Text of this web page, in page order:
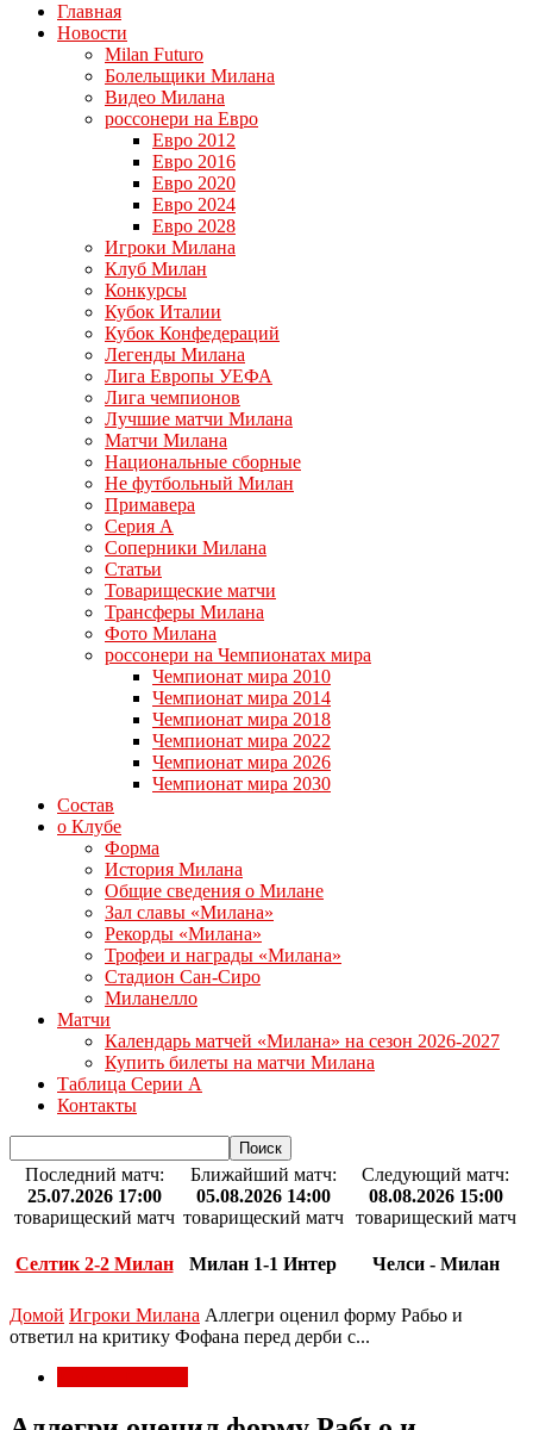
Главная
Новости
Milan Futuro
Болельщики Милана
Видео Милана
россонери на Евро
Евро 2012
Евро 2016
Евро 2020
Евро 2024
Евро 2028
Игроки Милана
Клуб Милан
Конкурсы
Кубок Италии
Кубок Конфедераций
Легенды Милана
Лига Европы УЕФА
Лига чемпионов
Лучшие матчи Милана
Матчи Милана
Национальные сборные
Не футбольный Милан
Примавера
Серия А
Соперники Милана
Статьи
Товарищеские матчи
Трансферы Милана
Фото Милана
россонери на Чемпионатах мира
Чемпионат мира 2010
Чемпионат мира 2014
Чемпионат мира 2018
Чемпионат мира 2022
Чемпионат мира 2026
Чемпионат мира 2030
Состав
о Клубе
Форма
История Милана
Общие сведения о Милане
Зал славы «Милана»
Рекорды «Милана»
Трофеи и награды «Милана»
Стадион Сан-Сиро
Миланелло
Матчи
Календарь матчей «Милана» на сезон 2026-2027
Купить билеты на матчи Милана
Таблица Серии А
Контакты
Последний матч:
25.07.2026 17:00
товарищеский матч
Селтик 2-2 Милан
Ближайший матч:
05.08.2026 14:00
товарищеский матч
Милан 1-1 Интер
Следующий матч:
08.08.2026 15:00
товарищеский матч
Челси - Милан
Домой Игроки Милана Аллегри оценил форму Рабьо и
ответил на критику Фофана перед дерби с...